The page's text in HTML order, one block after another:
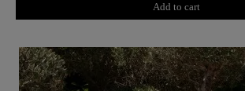
Add to cart